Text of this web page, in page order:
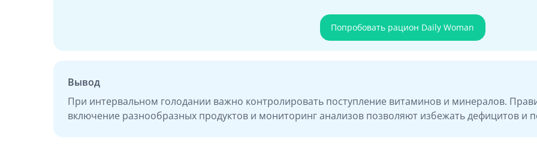
Попробовать рацион Daily Woman
Вывод
При интервальном голодании важно контролировать поступление витаминов и минералов.
включение разнообразных продуктов и мониторинг анализов позволяют избежать дефицитов и